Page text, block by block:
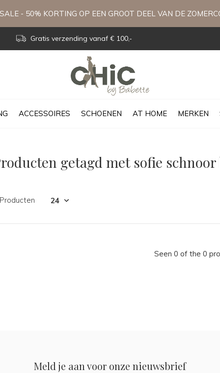
ACCESSOIRES SCHOENEN AT HOME MERKEN
Gratis verzending vanaf € 100,-
- 50% KORTING OP EEN GROOT DEEL VAN DE
getagd met sofie
Seen 0 of the 0
Meld je aan voor onze nieuwsbrief